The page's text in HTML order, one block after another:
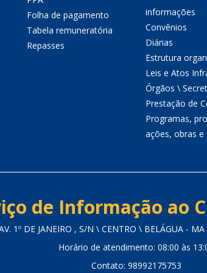
Folha de pagamento
Tabela remuneratória
Repasses
informações
Convênios
Diárias
Estrutura
Leis e Atos
Órgãos \
Prestação de
Programas,
ações, obras e
de Informação ao
1º DE JANEIRO , S/N \ CENTRO \ BELÁGUA -
Horário de atendimento: 08:00 às
Contato: 98992175753